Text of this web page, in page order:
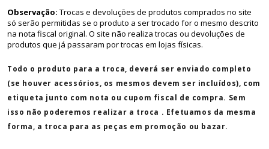
Observação: Trocas e devoluções de produtos comprados no site
só serão permitidas se o produto a ser trocado for o mesmo descrito
na nota fiscal original. O site não realiza trocas ou devoluções de
produtos que já passaram por trocas em lojas físicas.
Todo o produto para a troca, deverá ser enviado completo
(se houver acessórios, os mesmos devem ser incluídos), com
etiqueta junto com nota ou cupom fiscal de compra. Sem
isso não poderemos realizar a troca . Efetuamos da mesma
forma, a troca para as peças em promoção ou bazar.